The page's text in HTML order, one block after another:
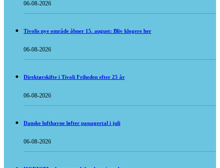
06-08-2026
Tivolis nye område åbner 15. august: Bliv klogere her
06-08-2026
Direktørskifte i Tivoli Friheden efter 25 år
06-08-2026
Danske lufthavne løfter passagertal i juli
06-08-2026